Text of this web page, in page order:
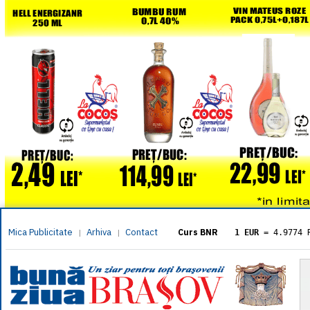
Mica Publicitate | Arhiva | Contact Curs BNR 1 EUR = 4.9774
= 5.8304
1 XAU= 464.4611
1 AED= 1.1933
1 AUD= 2.7957
1 BGN= 2.5449